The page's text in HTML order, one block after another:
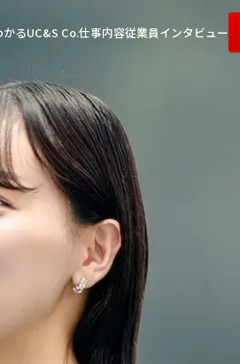
るUC&S Co.仕事内容従業員インタビュー